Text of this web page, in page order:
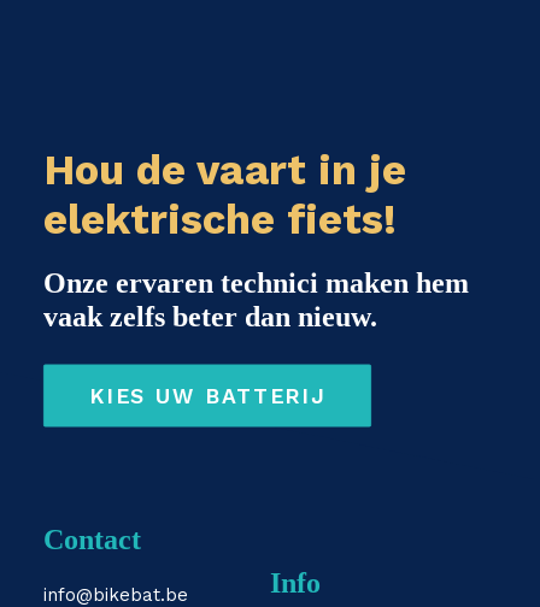
Hou de vaart in je
elektrische fiets!
Onze ervaren technici maken hem
vaak zelfs beter dan nieuw.
KIES UW BATTERIJ
Contact
info@bikebat.be
Info